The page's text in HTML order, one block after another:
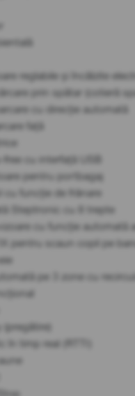
reglabile și încălzite
prin spătar (cotieră
cu direcție automată
față
free cu interfață USB
pentru portbagaj
cu funcție de frânare
Steptronic cu 8 trepte
cu funcție automată
pentru scaun copil pe
pe 3 zone cu
(pregătire)
în timp real (RTTI)